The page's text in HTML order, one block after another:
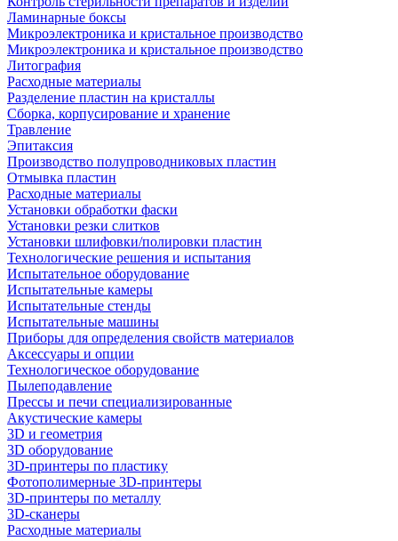
Ламинарные боксы
Микроэлектроника и кристальное производство
Микроэлектроника и кристальное производство
Литография
Расходные материалы
Разделение пластин на кристаллы
Сборка, корпусирование и хранение
Травление
Эпитаксия
Производство полупроводниковых пластин
Отмывка пластин
Расходные материалы
Установки обработки фаски
Установки резки слитков
Установки шлифовки/полировки пластин
Технологические решения и испытания
Испытательное оборудование
Испытательные камеры
Испытательные стенды
Испытательные машины
Приборы для определения свойств материалов
Аксессуары и опции
Технологическое оборудование
Пылеподавление
Прессы и печи специализированные
Акустические камеры
3D и геометрия
3D оборудование
3D-принтеры по пластику
Фотополимерные 3D-принтеры
3D-принтеры по металлу
3D-сканеры
Расходные материалы